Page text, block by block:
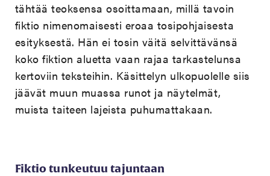
tähtää teoksensa osoittamaan, millä tavoin
fiktio nimenomaisesti eroaa tosipohjaisesta
esityksestä. Hän ei tosin väitä selvittävänsä
koko fiktion aluetta vaan rajaa tarkastelunsa
kertoviin teksteihin. Käsittelyn ulkopuolelle siis
jäävät muun muassa runot ja näytelmät,
muista taiteen lajeista puhumattakaan.
Fiktio tunkeutuu tajuntaan